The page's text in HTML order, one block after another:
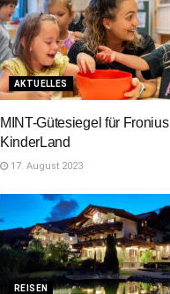
AKTUELLES
MINT-Gütesiegel für Fronius
KinderLand
17. August 2023
REISEN